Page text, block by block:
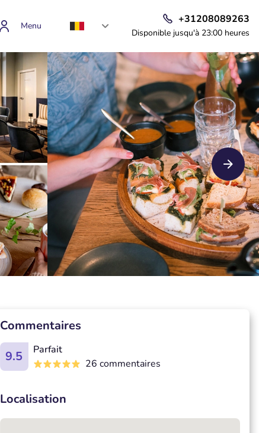
Menu
+31208089263
Disponible jusqu'à 23:00 heures
Commentaires
9.5
Parfait
26 commentaires
Localisation